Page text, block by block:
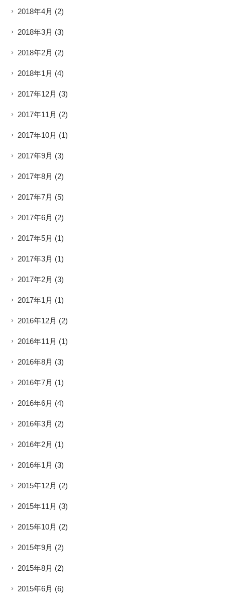
2018年4月 (2)
2018年3月 (3)
2018年2月 (2)
2018年1月 (4)
2017年12月 (3)
2017年11月 (2)
2017年10月 (1)
2017年9月 (3)
2017年8月 (2)
2017年7月 (5)
2017年6月 (2)
2017年5月 (1)
2017年3月 (1)
2017年2月 (3)
2017年1月 (1)
2016年12月 (2)
2016年11月 (1)
2016年8月 (3)
2016年7月 (1)
2016年6月 (4)
2016年3月 (2)
2016年2月 (1)
2016年1月 (3)
2015年12月 (2)
2015年11月 (3)
2015年10月 (2)
2015年9月 (2)
2015年8月 (2)
2015年6月 (6)